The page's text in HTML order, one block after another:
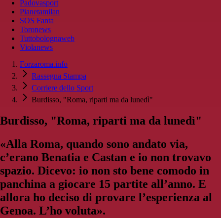
Padovasport
Pianetamilan
SOS Fanta
Toronews
Tuttobolognaweb
Violanews
Forzaroma.info
Rassegna Stampa
Corriere dello Sport
Burdisso, "Roma, riparti ma da lunedì"
Burdisso, "Roma, riparti ma da lunedì"
«Alla Roma, quando sono andato via,
c’erano Benatia e Castan e io non trovavo
spazio. Dicevo: io non sto bene comodo in
panchina a giocare 15 partite all’anno. E
allora ho deciso di provare l’esperienza al
Genoa. L’ho voluta».